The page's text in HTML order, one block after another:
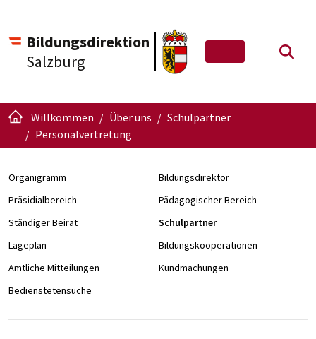
Bildungsdirektion
Salzburg
Willkommen Über uns
Schulpartner
Personalvertretung
Organigramm
Bildungsdirektor
Präsidialbereich
Pädagogischer Bereich
Ständiger Beirat
Schulpartner
Lageplan
Bildungskooperationen
Amtliche Mitteilungen
Kundmachungen
Bedienstetensuche